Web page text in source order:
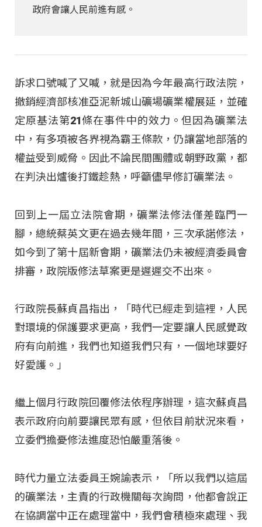
政府會讓人民前進有感。
訴求口號喊了又喊，就是因為今年最高行政法院，
撤銷經濟部核准亞泥新城山礦場礦業權展延，並確
定原基法第21條在事件中的效力。但因為礦業法
中，有多項被各界視為霸王條款，仍讓當地部落的
權益受到威脅。因此不論民間團體或朝野政黨，都
在判決出爐後打鐵趁熱，呼籲儘早修訂礦業法。
回到上一屆立法院會期，礦業法修法僅差臨門一
腳，總統蔡英文更在過去幾年間，三次承諾修法，
如今到了第十屆新會期，礦業法仍未被經濟委員會
排審，政院版修法草案更是遲遲交不出來。
行政院長蘇貞昌指出，「時代已經走到這裡，人民
對環境的保護要求更高，我們一定要讓人民感覺政
府有向前進，我們也知道我們只有，一個地球要好
好愛護。」
繼上個月行政院回覆修法依程序辦理，這次蘇貞昌
表示政府向前要讓民眾有感，但依目前狀況來看，
立委們擔憂修法進度恐怕嚴重落後。
時代力量立法委員王婉諭表示，「所以我們以這屆
的礦業法，主責的行政機關每次詢問，他都會說正
在協調當中正在處理當中，我們會積極來處理、我